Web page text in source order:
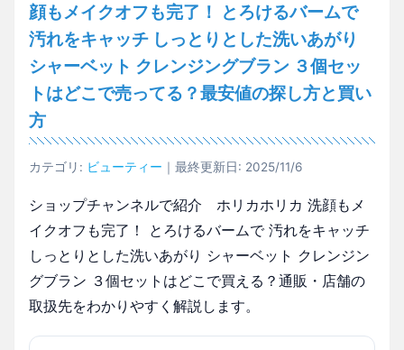
顔もメイクオフも完了！ とろけるバームで
汚れをキャッチ しっとりとした洗いあがり
シャーベット クレンジングブラン ３個セッ
トはどこで売ってる？最安値の探し方と買い
方
カテゴリ: ビューティー ｜最終更新日: 2025/11/6
ショップチャンネルで紹介 ホリカホリカ 洗顔もメ
イクオフも完了！ とろけるバームで 汚れをキャッチ
しっとりとした洗いあがり シャーベット クレンジン
グブラン ３個セットはどこで買える？通販・店舗の
取扱先をわかりやすく解説します。